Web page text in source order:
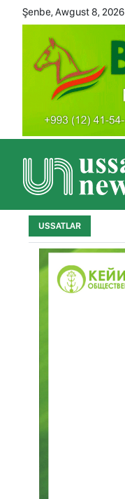
Şenbe, Awgust 8, 2026
USSATLAR